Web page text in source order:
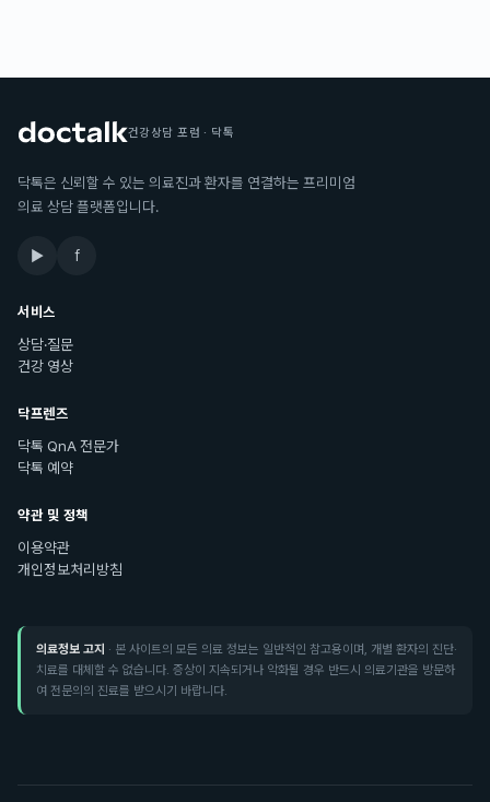
건강상담 포럼 · 닥톡
닥톡은 신뢰할 수 있는 의료진과 환자를 연결하는 프리미엄
의료 상담 플랫폼입니다.
▶ f
서비스
상담·질문
건강 영상
닥프렌즈
닥톡 QnA 전문가
닥톡 예약
약관 및 정책
이용약관
개인정보처리방침
의료정보 고지 · 본 사이트의 모든 의료 정보는 일반적인 참고용이며, 개별 환자의 진단·
치료를 대체할 수 없습니다. 증상이 지속되거나 악화될 경우 반드시 의료기관을 방문하
여 전문의의 진료를 받으시기 바랍니다.